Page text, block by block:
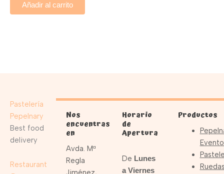
Añadir al carrito
Pastelería
Pepelnary
Best food
delivery
Restaurant
Nos
encuentras
en
Avda. Mª
Regla
Horario
de
Apertura
De Lunes
a Viernes
Productos